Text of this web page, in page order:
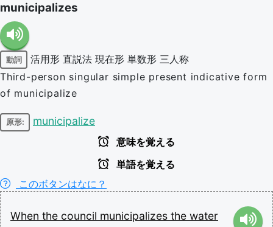
municipalizes
動詞 活用形 直説法 現在形 単数形 三人称
Third-person singular simple present indicative form
of municipalize
原形: municipalize
意味を覚える
単語を覚える
このボタンはなに？
When the council municipalizes the water